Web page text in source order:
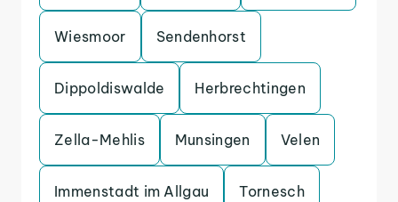
Wiesmoor Sendenhorst
Dippoldiswalde Herbrechtingen
Zella-Mehlis Munsingen Velen
Immenstadt im Allgau Tornesch